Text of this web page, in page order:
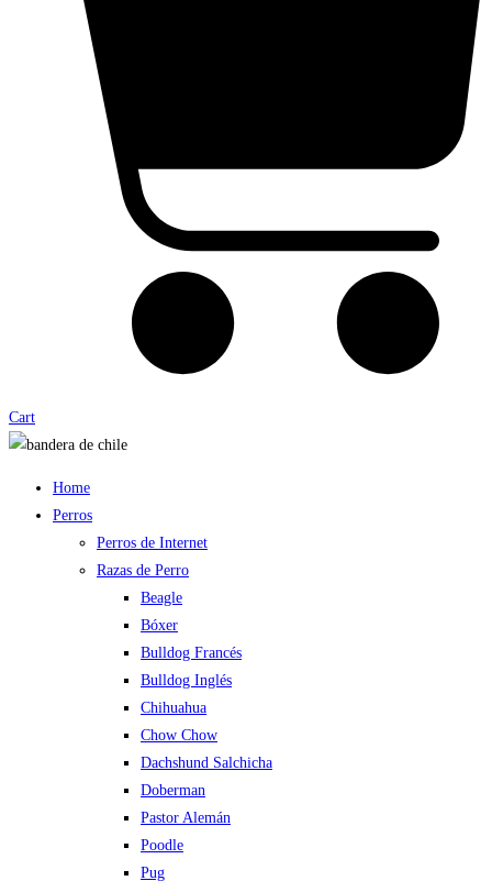
Cart
Home
Perros
Perros de Internet
Razas de Perro
Beagle
Bóxer
Bulldog Francés
Bulldog Inglés
Chihuahua
Chow Chow
Dachshund Salchicha
Doberman
Pastor Alemán
Poodle
Pug